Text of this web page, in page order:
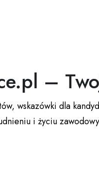
–
wskazówki dla
i życiu